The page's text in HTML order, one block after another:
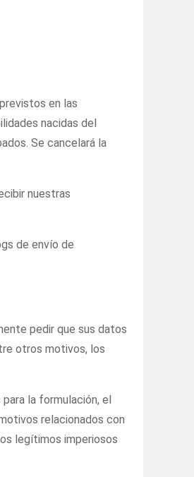
en las
nacidas del
Se cancelará la
nuestras
de envío de
pedir que sus datos
otros motivos, los
la formulación, el
relacionados con
legítimos imperiosos